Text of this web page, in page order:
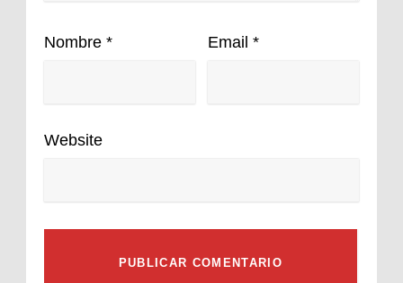
Nombre * Email *
Website